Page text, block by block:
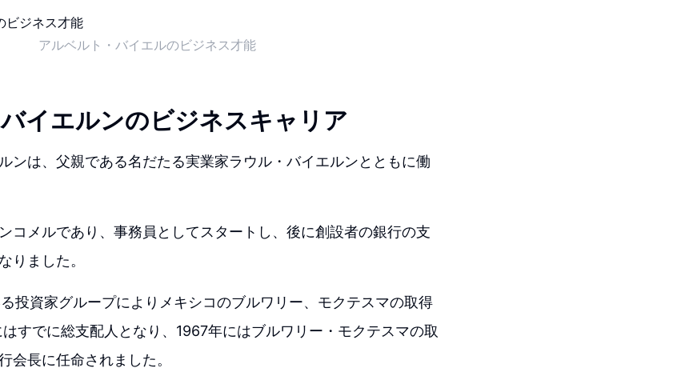
アルベルト・バイエルのビジネス才能
イエルンのビジネスキャリア
ンは、父親である名だたる実業家ラウル・バイエルンとともに働
コメルであり、事務員としてスタートし、後に創設者の銀行の支
りました。
投資家グループによりメキシコのブルワリー、モクテスマの取得
すでに総支配人となり、1967年にはブルワリー・モクテスマの取
会長に任命されました。